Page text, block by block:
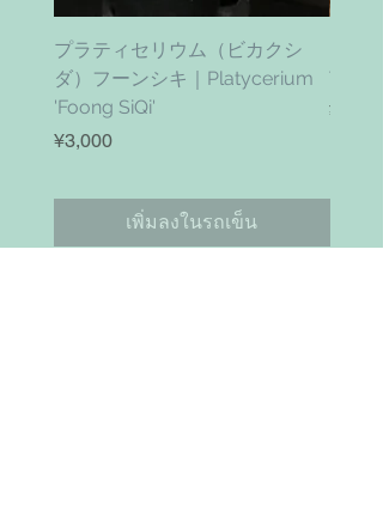
プラティセリウム（ビカクシ
ダ）フーンシキ｜Platycerium
'Foong SiQi'
ราคา
¥3,000
เพิ่มลงในรถเข็น
ราคา
¥4,800